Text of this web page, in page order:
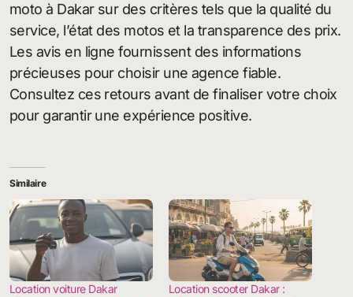
moto à Dakar sur des critères tels que la qualité du
service, l’état des motos et la transparence des prix.
Les avis en ligne fournissent des informations
précieuses pour choisir une agence fiable.
Consultez ces retours avant de finaliser votre choix
pour garantir une expérience positive.
Similaire
Location voiture Dakar
Location scooter Dakar :